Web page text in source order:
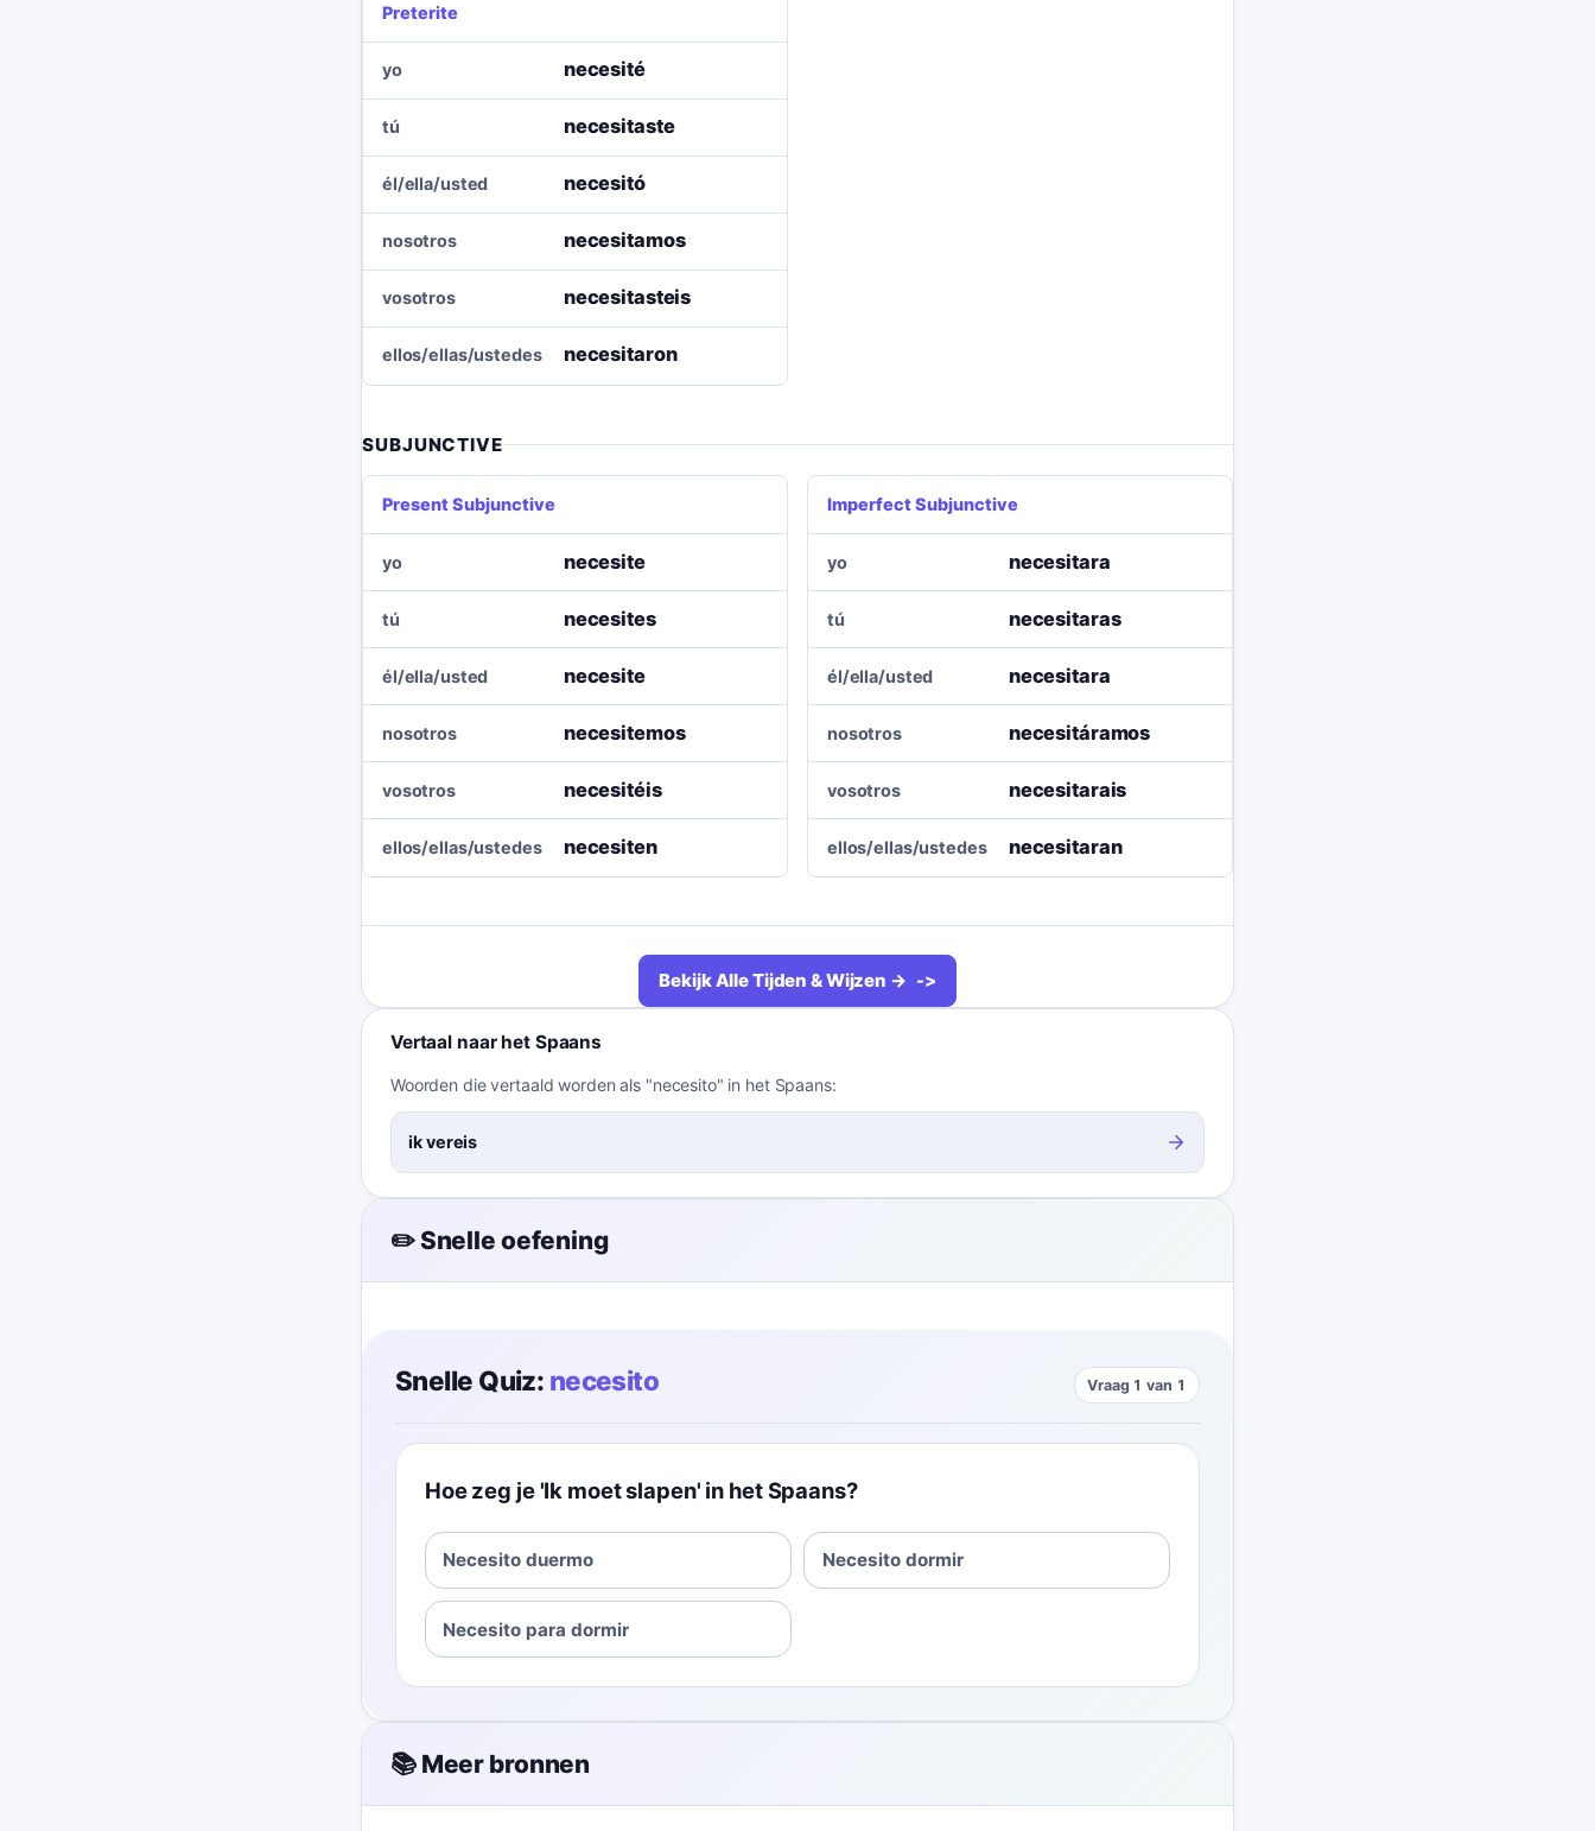
Preterite
yo necesité
tú necesitaste
él/ella/usted necesitó
nosotros necesitamos
vosotros necesitasteis
ellos/ellas/ustedes necesitaron
SUBJUNCTIVE
Present Subjunctive
yo necesite
tú necesites
él/ella/usted necesite
nosotros necesitemos
vosotros necesitéis
ellos/ellas/ustedes necesiten
Imperfect Subjunctive
yo necesitara
tú necesitaras
él/ella/usted necesitara
nosotros necesitáramos
vosotros necesitarais
ellos/ellas/ustedes necesitaran
Bekijk Alle Tijden & Wijzen →
Vertaal naar het Spaans
Woorden die vertaald worden als "necesito" in het Spaans:
ik vereis
✏️ Snelle oefening
Snelle Quiz: necesito Vraag 1 van 1
Hoe zeg je 'Ik moet slapen' in het Spaans?
Necesito duermo Necesito dormir
Necesito para dormir
📚 Meer bronnen